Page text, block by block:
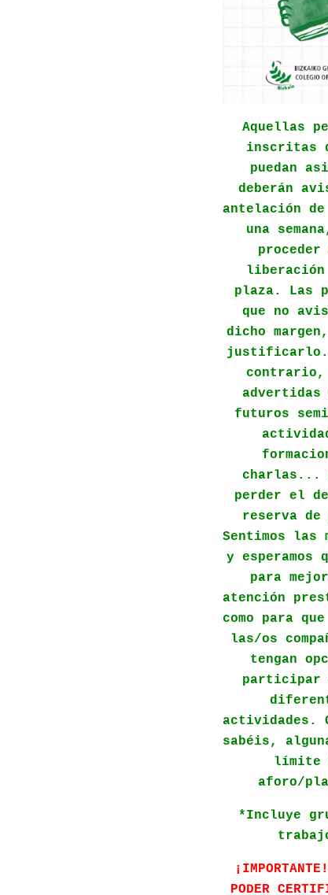
Aquellas
inscritas
puedan
deberán
antelación de
una
plaza. Las
que no
dicho
justificarlo.
contrario,
advertidas
futuros
charlas...
perder el
reserva de
Sentimos las
y esperamos
para
atención
como para
las/os
tengan
participar
actividades.
sabéis,
límite
aforo/
*Incluye
PODER